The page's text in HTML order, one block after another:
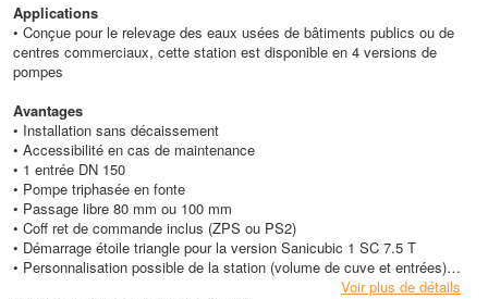
Applications
• Conçue pour le relevage des eaux usées de bâtiments publics ou de
centres commerciaux, cette station est disponible en 4 versions de
pompes
Avantages
• Installation sans décaissement
• Accessibilité en cas de maintenance
• 1 entrée DN 150
• Pompe triphasée en fonte
• Passage libre 80 mm ou 100 mm
• Coff ret de commande inclus (ZPS ou PS2)
• Démarrage étoile triangle pour la version Sanicubic 1 SC 7.5 T
• Personnalisation possible de la station (volume de cuve et entrées)
Voir plus de détails